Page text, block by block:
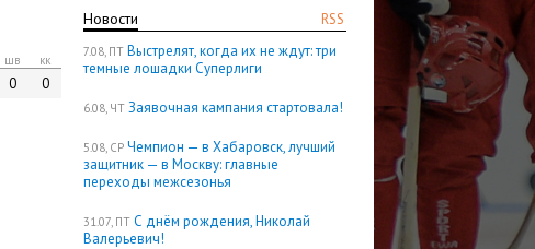
RSS
Новости
7.08, ПТ Выстрелят, когда их не ждут: три
темные лошадки Суперлиги
6.08, ЧТ Заявочная кампания стартовала!
5.08, СР Чемпион — в Хабаровск, лучший
защитник — в Москву: главные
переходы межсезонья
31.07, ПТ С днём рождения, Николай
Валерьевич!
шв кк
0 0